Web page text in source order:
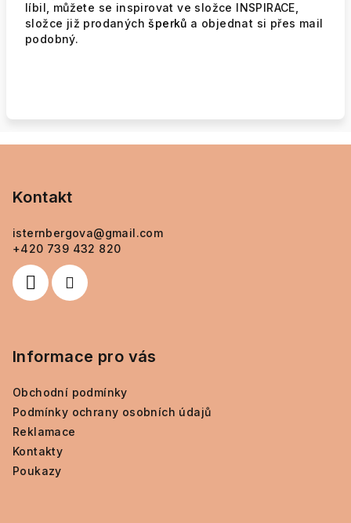
líbil, můžete se inspirovat ve složce INSPIRACE,
složce již prodaných šperků a objednat si přes mail
podobný.
Kontakt
isternbergova@gmail.com
+420 739 432 820
Informace pro vás
Obchodní podmínky
Podmínky ochrany osobních údajů
Reklamace
Kontakty
Poukazy